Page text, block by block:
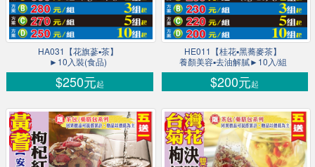
HA031【花旗蔘▪茶】
►10入裝(食品)
$250元起
HE011【桂花▪黑蕎麥茶】
養顏美容▪去油解膩►10入/組
$200元起